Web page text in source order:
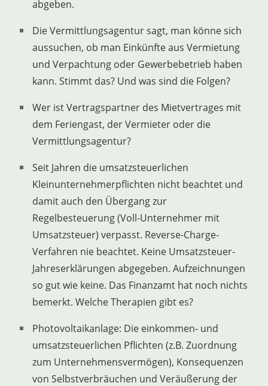
abgeben.
Die Vermittlungsagentur sagt, man könne sich
aussuchen, ob man Einkünfte aus Vermietung
und Verpachtung oder Gewerbebetrieb haben
kann. Stimmt das? Und was sind die Folgen?
Wer ist Vertragspartner des Mietvertrages mit
dem Feriengast, der Vermieter oder die
Vermittlungsagentur?
Seit Jahren die umsatzsteuerlichen
Kleinunternehmerpflichten nicht beachtet und
damit auch den Übergang zur
Regelbesteuerung (Voll-Unternehmer mit
Umsatzsteuer) verpasst. Reverse-Charge-
Verfahren nie beachtet. Keine Umsatzsteuer-
Jahreserklärungen abgegeben. Aufzeichnungen
so gut wie keine. Das Finanzamt hat noch nichts
bemerkt. Welche Therapien gibt es?
Photovoltaikanlage: Die einkommen- und
umsatzsteuerlichen Pflichten (z.B. Zuordnung
zum Unternehmensvermögen), Konsequenzen
von Selbstverbräuchen und Veräußerung der